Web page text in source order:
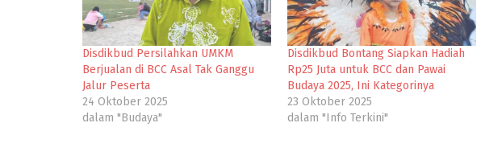
Disdikbud Persilahkan UMKM
Berjualan di BCC Asal Tak Ganggu
Jalur Peserta
24 Oktober 2025
dalam "Budaya"
Disdikbud Bontang Siapkan Hadiah
Rp25 Juta untuk BCC dan Pawai
Budaya 2025, Ini Kategorinya
23 Oktober 2025
dalam "Info Terkini"